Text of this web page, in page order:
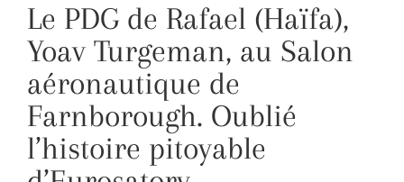
Le PDG de Rafael (Haïfa),
Yoav Turgeman, au Salon
aéronautique de
Farnborough. Oublié
l’histoire pitoyable